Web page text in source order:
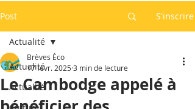
Post S'inscrire
Actualité
Actualité
Actualité
Le Cambodge appelé à
Brèves Éco
17 févr. 2025 3 min de lecture